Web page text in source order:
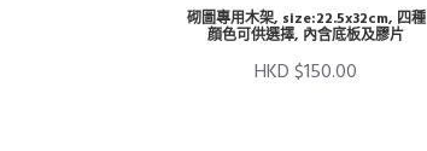
砌圖專用木架, size:22.5x32cm, 四種
顔色可供選擇, 內含底板及膠片
HKD $150.00